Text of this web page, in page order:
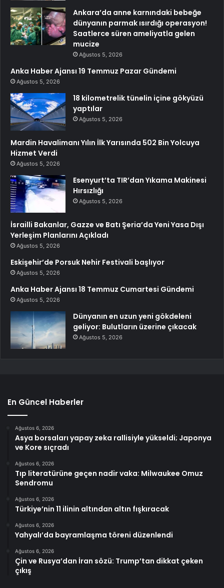
Ankara’da anne karnındaki bebeğe
dünyanın parmak ısırdığı operasyon!
Saatlerce süren ameliyatla gelen
mucize
Ağustos 5, 2026
Anka Haber Ajansı 19 Temmuz Pazar Gündemi
Ağustos 5, 2026
18 kilometrelik tünelin içine gökyüzü
yaptılar
Ağustos 5, 2026
Mardin Havalimanı Yılın İlk Yarısında 502 Bin Yolcuya
Hizmet Verdi
Ağustos 5, 2026
Esenyurt’ta TIR’dan Yıkama Makinesi
Hırsızlığı
Ağustos 5, 2026
İsrailli Bakanlar, Gazze ve Batı Şeria’da Yeni Yasa Dışı
Yerleşim Planlarını Açıkladı
Ağustos 5, 2026
Eskişehir’de Porsuk Nehir Festivali başlıyor
Ağustos 5, 2026
Anka Haber Ajansı 18 Temmuz Cumartesi Gündemi
Ağustos 5, 2026
Dünyanın en uzun yeni gökdeleni
geliyor: Bulutların üzerine çıkacak
Ağustos 5, 2026
En Güncel Haberler
Ağustos 6, 2026
Asya borsaları yapay zeka rallisiyle yükseldi; Japonya
ve Kore sıçradı
Ağustos 6, 2026
Tıp literatürüne geçen nadir vaka: Milwaukee Omuz
Sendromu
Ağustos 6, 2026
Türkiye’nin 11 ilinin altından altın fışkıracak
Ağustos 6, 2026
Yahyalı’da bayramlaşma töreni düzenlendi
Ağustos 6, 2026
Çin ve Rusya’dan İran sözü: Trump’tan dikkat çeken
çıkış